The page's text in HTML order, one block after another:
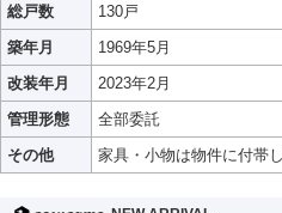
総戸数
130戸
築年月
1969年5月
改装年月
2023年2月
管理形態
全部委託
その他
家具・小物は物件に付帯